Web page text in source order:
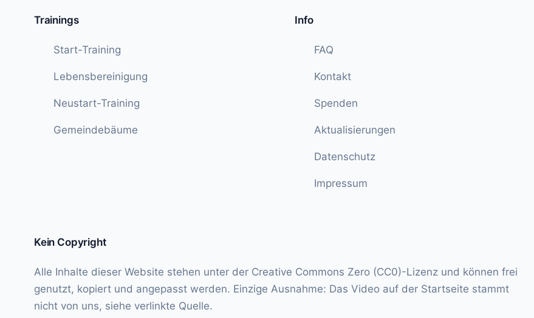
Trainings
Start-Training
Lebensbereinigung
Neustart-Training
Gemeindebäume
Info
FAQ
Kontakt
Spenden
Aktualisierungen
Datenschutz
Impressum
Kein Copyright
Alle Inhalte dieser Website stehen unter der Creative Commons Zero (CC0)-Lizenz und können frei
genutzt, kopiert und angepasst werden. Einzige Ausnahme: Das Video auf der Startseite stammt
nicht von uns, siehe verlinkte Quelle.